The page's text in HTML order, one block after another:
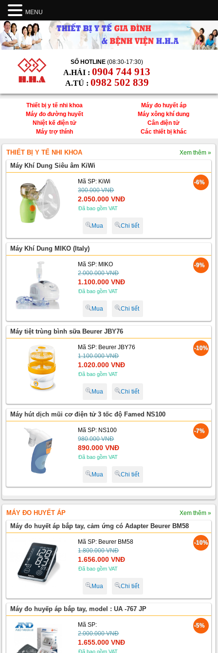
SỐ HOTLINE (08:30-17:30)
A.HẢI : 0904 744 913
A.TÚ : 0982 502 839
Thiết bị y tế nhi khoa
Máy đo huyết áp
Máy đo đường huyết
Máy xông khí dung
Nhiệt kế điện tử
Cân điện tử
Máy trợ thính
Các thiết bị khác
THIẾT BỊ Y TẾ NHI KHOA
Xem thêm »
Máy Khí Dung Siêu âm KiWi
Mã SP: KiWi
300.000 VNĐ
2.050.000 VNĐ
-6%
Đã bao gồm VAT
Mua Chi tiết
Máy Khí Dung MIKO (Italy)
Mã SP: MIKO
2.000.000 VNĐ
1.100.000 VNĐ
-9%
Đã bao gồm VAT
Mua Chi tiết
Máy tiệt trùng bình sữa Beurer JBY76
Mã SP: Beurer JBY76
1.100.000 VNĐ
1.020.000 VNĐ
-10%
Đã bao gồm VAT
Mua Chi tiết
Máy hút dịch mũi cơ điện tử 3 tốc độ Famed NS100
Mã SP: NS100
980.000 VNĐ
890.000 VNĐ
-7%
Đã bao gồm VAT
Mua Chi tiết
MÁY ĐO HUYẾT ÁP
Xem thêm »
Máy đo huyết áp bắp tay, cảm ứng có Adapter Beurer BM58
Mã SP: Beurer BM58
1.800.000 VNĐ
1.656.000 VNĐ
-10%
Đã bao gồm VAT
Mua Chi tiết
Máy đo huyếp áp bắp tay, model : UA -767 JP
Mã SP:
2.000.000 VNĐ
1.655.000 VNĐ
-5%
Đã bao gồm VAT
MENU